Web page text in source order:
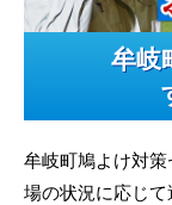
牟岐
牟岐町鳩よけ対
場の状況に応じ